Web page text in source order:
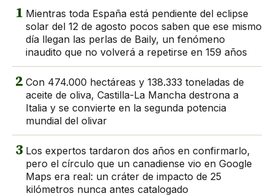
1 Mientras toda España está pendiente del eclipse
solar del 12 de agosto pocos saben que ese mismo
día llegan las perlas de Baily, un fenómeno
inaudito que no volverá a repetirse en 159 años
2 Con 474.000 hectáreas y 138.333 toneladas de
aceite de oliva, Castilla-La Mancha destrona a
Italia y se convierte en la segunda potencia
mundial del olivar
3 Los expertos tardaron dos años en confirmarlo,
pero el círculo que un canadiense vio en Google
Maps era real: un cráter de impacto de 25
kilómetros nunca antes catalogado